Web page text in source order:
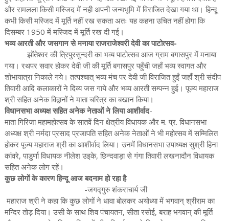
और रामलला किसी मस्जिद में नही अपनी जन्मभूमि में विराजित देखा गया था। हिन्दू
कभी किसी मस्जिद में मूर्ति नहीं रख सकता अतः यह कहना उचित नहीं होगा कि
दिसम्बर 1950 में मस्जिद में मूर्ति रख दी गई।
भव्य आरती और जसगान से मनाया राजराजेश्वरी देवी का पाटोत्सव-
झोंतेश्वर की त्रिपुरसुन्दरी का भव्य पाटोत्सव आज ग्राम बगासपुर में मनाया
गया। रथपर सवार होकर देवी जी की मूर्ति बगासपुर पहुँची जहाँ भव्य स्वागत और
शोभायात्रा निकाले गये। तत्पश्चात् भव्य मंच पर देवी जी विराजित हुईं जहाँ श्री संदीप
तिवारी आदि कलाकारों ने दिव्य जस गाये और भव्य आरती सम्पन्न हुई। पूज्य महाराज
श्री सहित अनेक विद्वानों ने माता चरित्र का बखान किया।
विधानसभा अध्यक्ष सहित अनेक नेताओं ने लिया आशीर्वाद-
माता गिरिजा महामहोत्सव के सातवें दिन क्षेत्रीय विधायक और म. प्र. विधानसभा
अध्यक्ष श्री नर्मदा प्रसाद प्रजापति सहित अनेक नेताओं ने भी महोत्सव में सम्मिलित
होकर पूज्य महाराज श्री का आशीर्वाद लिया। उनमें विधानसभा उपाध्यक्ष सुश्री हिना
कांवरे, पाडुर्णा विधायक नीलेश उइके, छिन्दवाड़ा से गंगा तिवारी लखनादौन विधायक
सहित अनेक लोग रहें।
कुछ लोगों के कारण हिन्दू आज बदनाम हो रहा है
-जगद्गुरु शंकराचार्य जी
महाराज श्री ने कहा कि कुछ लोगों ने धावा बोलकर अयोध्या में भगवान् श्रीराम का
मन्दिर तोड़ दिया। उसी के साथ शिव पंचायतन, सीता रसोई, बराह भगवान् की मूर्ति